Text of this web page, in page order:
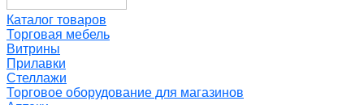
Каталог товаров
Торговая мебель
Витрины
Прилавки
Стеллажи
Торговое оборудование для магазинов